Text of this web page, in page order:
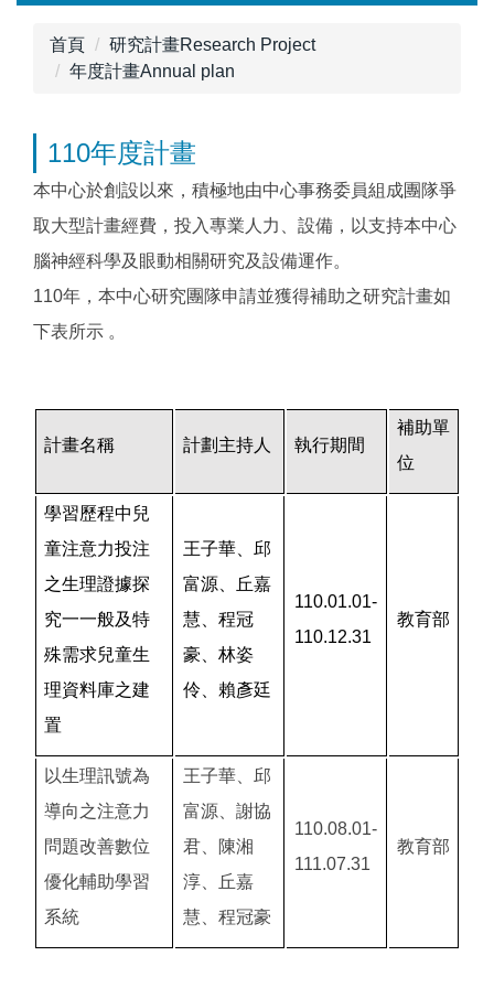
首頁
研究計畫Research Project
年度計畫Annual plan
110年度計畫
本中心於創設以來，積極地由中心事務委員組成團隊爭
取大型計畫經費，投入專業人力、設備，以支持本中心
腦神經科學及眼動相關研究及設備運作。
110年，本中心研究團隊申請並獲得補助之研究計畫如
下表所示 。
計畫名稱 計劃主持人 執行期間
補助單
位
學習歷程中兒
童注意力投注
之生理證據探
究一一般及特
殊需求兒童生
理資料庫之建
置
王子華、邱
富源、丘嘉
慧、程冠
豪、林姿
伶、賴彥廷
110.01.01-
110.12.31
教育部
以生理訊號為
導向之注意力
問題改善數位
優化輔助學習
系統
王子華、邱
富源、謝協
君、陳湘
淳、丘嘉
慧、程冠豪
110.08.01-
111.07.31
教育部